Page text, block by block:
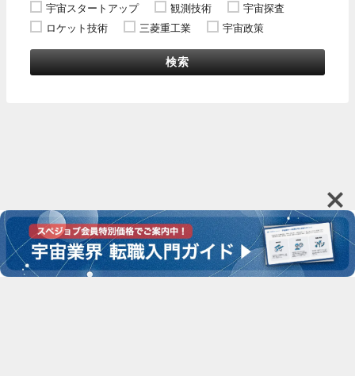
宇宙スタートアップ
観測技術
宇宙探査
ロケット技術
三菱重工業 宇宙政策
検索